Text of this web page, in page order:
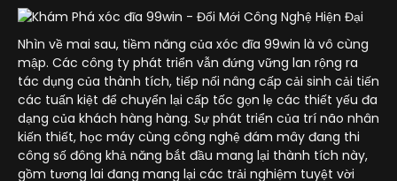
Nhìn về mai sau, tiềm năng của xóc đĩa 99win là vô cùng
mập. Các công ty phát triển vẫn đứng vững lan rộng ra
tác dụng của thành tích, tiếp nối nâng cấp cải sinh cải tiến
các tuấn kiệt để chuyển lại cấp tốc gọn lẹ các thiết yếu đa
dạng của khách hàng hàng. Sự phát triển của trí não nhân
kiến thiết, học máy cùng công nghệ đám mây đang thi
công số đông khả năng bắt đầu mang lại thành tích này,
gồm tương lai đang mang lại các trải nghiệm tuyệt vời